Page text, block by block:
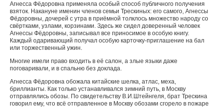
Агнесса Фёдоровна применяла особый способ публичного получения
взяток. Накануне именин членов семьи Трескиных: его самого, Агнессы
Фёдоровны, дочерей с утра в приёмной толклось множество народу со
свёртками, узлами, корзинами. Здесь же сидел доверенный человек
Агнессы Фёдоровны, записывал все приносимое в особую книгу.
Каждый одаривающий получал особую карточку-приглашение на бал
или торжественный ужин.
Многие имели право входить в её салон, а злые языки даже
поговаривали, и в спальню без доклада.
Агнесса Фёдоровна обожала китайские шелка, атлас, меха,
бриллианты. Как только устанавливался зимний путь, в Москву
отправлялись обозы. По свидетельству В.И.Штейнгеля, брат Трескина
говорил ему, что всё отправленное в Москву обозами сгорело в пожаре